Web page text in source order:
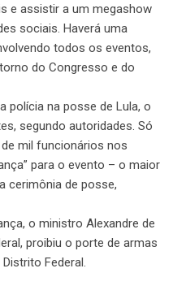
e assistir a um megashow
sociais. Haverá uma
todos os eventos,
do Congresso e do
polícia na posse de Lula, o
segundo autoridades. Só
mil funcionários nos
para o evento – o maior
cerimônia de posse,
o ministro Alexandre de
proibiu o porte de armas
Federal.